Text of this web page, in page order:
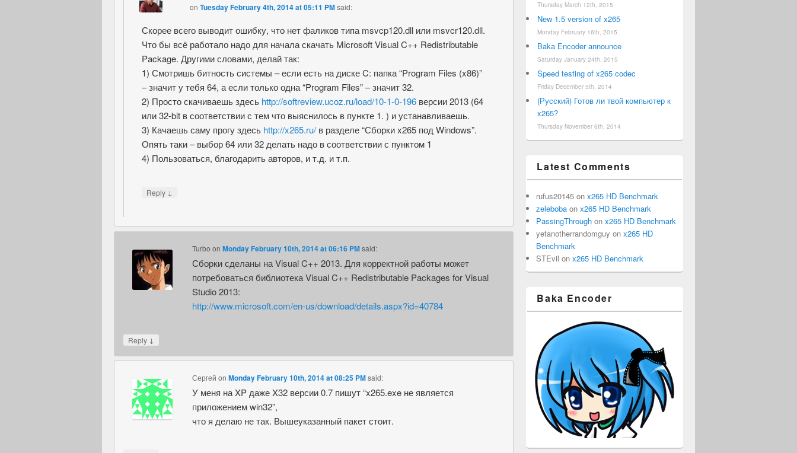
onTuesday February 4th, 2014 at 05:11 PMsaid:
Скорее всего выводит ошибку, что нет фаликов типа msvcp120.dll или msvcr120.dll.
Что бы всё работало надо для начала скачать Microsoft Visual C++ Redistributable
Package. Другими словами, делай так:
1) Смотришь битность системы – если есть на диске C: папка “Program Files (x86)”
– значит у тебя 64, а если только одна “Program Files” – значит 32.
2) Просто скачиваешь здесь http://softreview.ucoz.ru/load/10-1-0-196 версии 2013 (64
или 32-bit в соответствии с тем что выяснилось в пункте 1. ) и устанавливаешь.
3) Качаешь саму прогу здесь http://x265.ru/ в разделе “Сборки x265 под Windows”.
Опять таки – выбор 64 или 32 делать надо в соответствии с пунктом 1
4) Пользоваться, благодарить авторов, и т.д. и т.п.
Reply ↓
Turbo on Monday February 10th, 2014 at 06:16 PM said:
Сборки сделаны на Visual C++ 2013. Для корректной работы может
потребоваться библиотека Visual C++ Redistributable Packages for Visual
Studio 2013:
http://www.microsoft.com/en-us/download/details.aspx?id=40784
Reply ↓
Сергей on Monday February 10th, 2014 at 08:25 PM said:
У меня на XP даже X32 версии 0.7 пишут “x265.exe не является
приложением win32”,
что я делаю не так. Вышеуказанный пакет стоит.
Thursday March 12th, 2015
New 1.5 version of x265
Monday February 16th, 2015
Baka Encoder announce
Saturday January 24th, 2015
Speed testing of x265 codec
Friday December 5th, 2014
(Русский) Готов ли твой компьютер к
x265?
Thursday November 6th, 2014
Latest Comments
rufus20145 onx265 HD Benchmark
zeleboba onx265 HD Benchmark
PassingThrough onx265 HD Benchmark
yetanotherrandomguy onx265 HD
Benchmark
STEvil onx265 HD Benchmark
Baka Encoder